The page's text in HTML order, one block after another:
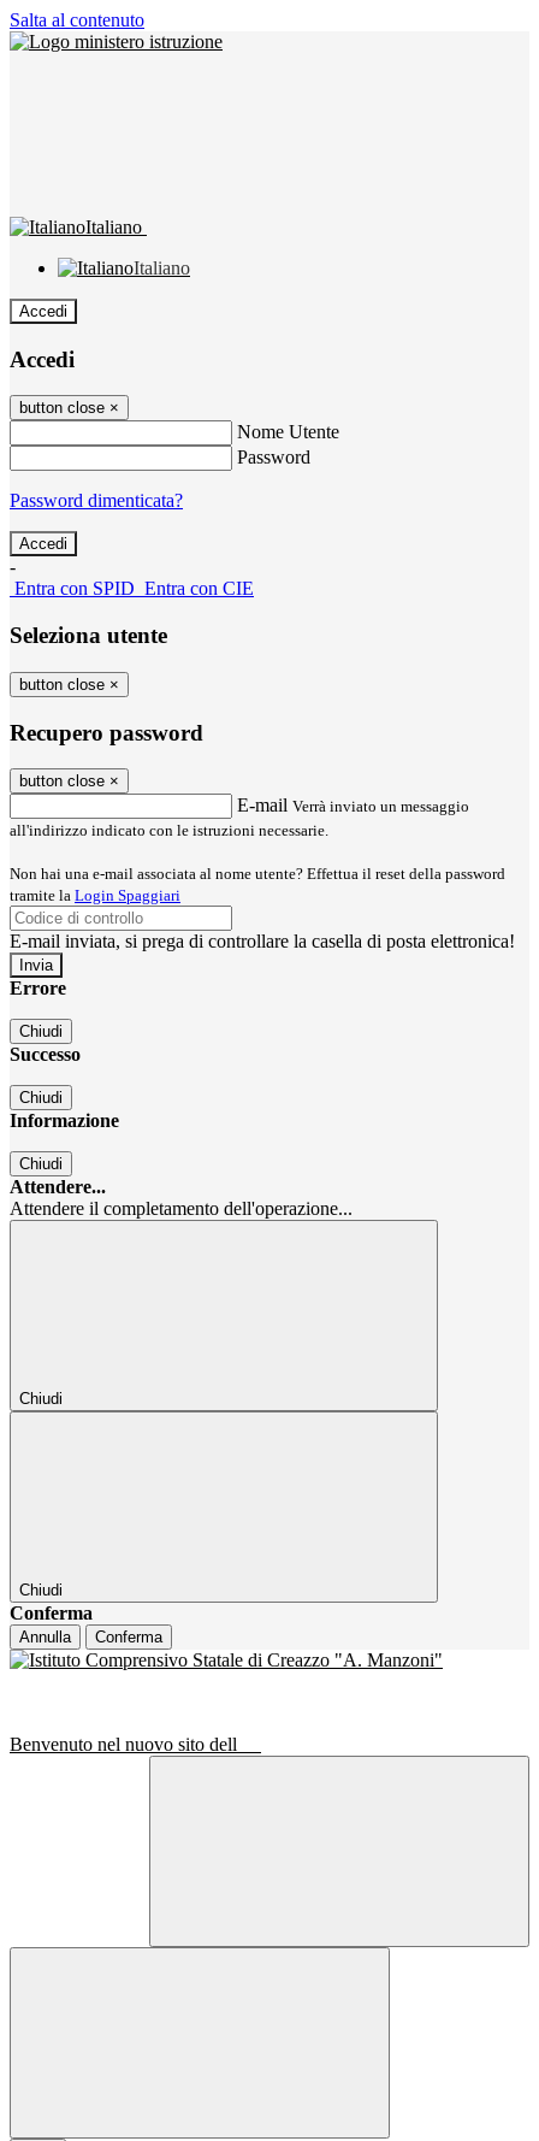
Salta al contenuto
Italiano
Italiano
Accedi
Accedi
button close ×
Nome Utente
Password
Password dimenticata?
-
Entra con SPID Entra con CIE
Seleziona utente
button close ×
Recupero password
button close ×
E-mail Verrà inviato un messaggio
all'indirizzo indicato con le istruzioni necessarie.
Non hai una e-mail associata al nome utente? Effettua il reset della password
tramite la Login Spaggiari
E-mail inviata, si prega di controllare la casella di posta elettronica!
Errore
Chiudi
Successo
Chiudi
Informazione
Chiudi
Attendere...
Attendere il completamento dell'operazione...
Chiudi
Chiudi
Conferma
Annulla Conferma
Benvenuto nel nuovo sito dell